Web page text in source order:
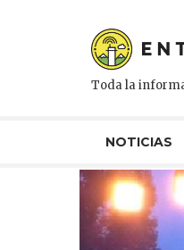
Toda la
NOTICIAS